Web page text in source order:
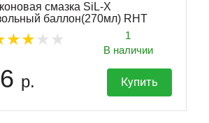
смазка SiL-X
баллон(270мл) RHT
1
В наличии
р. Купить